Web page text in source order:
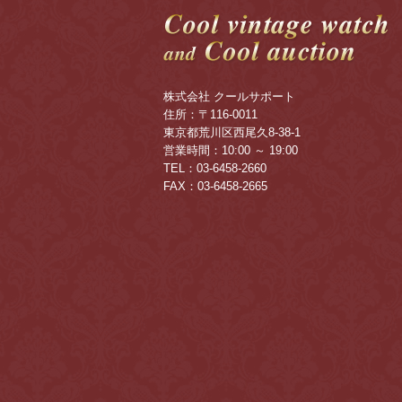
株式会社 クールサポート
住所：〒116-0011
東京都荒川区西尾久8-38-1
営業時間：10:00 ～ 19:00
TEL：03-6458-2660
FAX：03-6458-2665